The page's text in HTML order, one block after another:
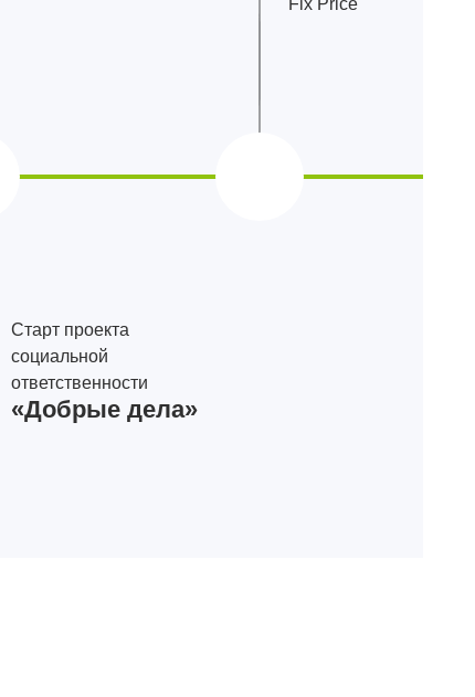
Fix Price
Старт проекта
социальной
ответственности
«Добрые дела»